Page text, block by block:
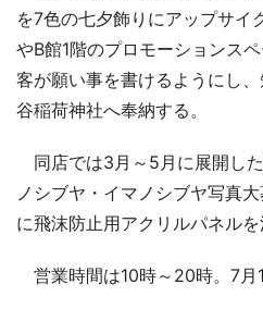
を7色の七夕飾りにアップサイ
やB館1階のプロモーションス
客が願い事を書けるようにし
谷稲荷神社へ奉納する。
同店では3月～5月に展開し
ノシブヤ・イマノシブヤ写真
に飛沫防止用アクリルパネルを
営業時間は10時～20時。7月